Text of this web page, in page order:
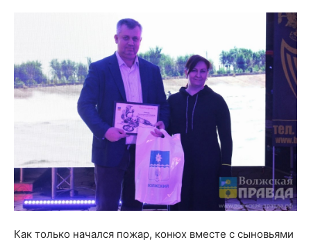
Как только начался пожар, конюх вместе с сыновьями